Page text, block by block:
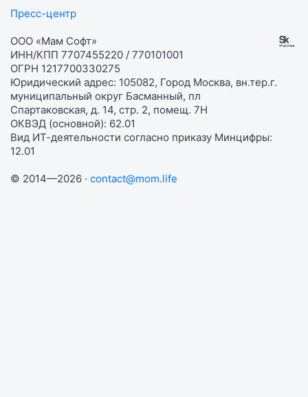
Пресс-центр
ООО «Мам Софт»
ИНН/КПП 7707455220 / 770101001
ОГРН 1217700330275
Юридический адрес: 105082, Город Москва, вн.тер.г.
муниципальный округ Басманный, пл
Спартаковская, д. 14, стр. 2, помещ. 7Н
ОКВЭД (основной): 62.01
Вид ИТ-деятельности согласно приказу Минцифры:
12.01
© 2014—2026 · contact@mom.life